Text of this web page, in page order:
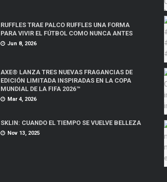
RUFFLES TRAE PALCO RUFFLES UNA FORMA
PARA VIVIR EL FÚTBOL COMO NUNCA ANTES
Jun 8, 2026
AXE® LANZA TRES NUEVAS FRAGANCIAS DE
EDICIÓN LIMITADA INSPIRADAS EN LA COPA
MUNDIAL DE LA FIFA 2026™
Mar 4, 2026
SKLIN: CUANDO EL TIEMPO SE VUELVE BELLEZA
Nov 13, 2025